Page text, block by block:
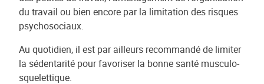
du travail ou bien encore par la limitation des risques
psychosociaux.
Au quotidien, il est par ailleurs recommandé de limiter
la sédentarité pour favoriser la bonne santé musculo-
squelettique.